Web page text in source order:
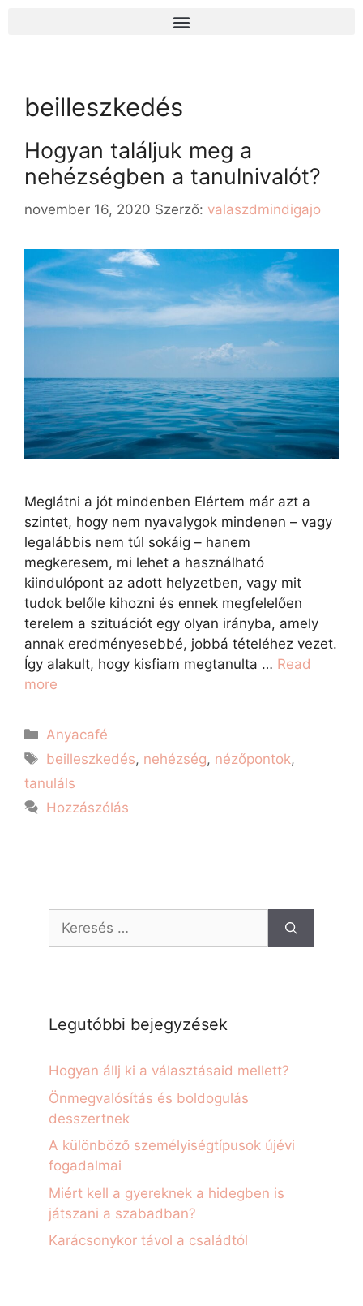
beilleszkedés
Hogyan találjuk meg a
nehézségben a tanulnivalót?
november 16, 2020 Szerző: valaszdmindigajo
Meglátni a jót mindenben Elértem már azt a
szintet, hogy nem nyavalygok mindenen – vagy
legalábbis nem túl sokáig – hanem
megkeresem, mi lehet a használható
kiindulópont az adott helyzetben, vagy mit
tudok belőle kihozni és ennek megfelelően
terelem a szituációt egy olyan irányba, amely
annak eredményesebbé, jobbá tételéhez vezet.
Így alakult, hogy kisfiam megtanulta … Read
more
Anyacafé
beilleszkedés, nehézség, nézőpontok,
tanuláls
Hozzászólás
Legutóbbi bejegyzések
Hogyan állj ki a választásaid mellett?
Önmegvalósítás és boldogulás
desszertnek
A különböző személyiségtípusok újévi
fogadalmai
Miért kell a gyereknek a hidegben is
játszani a szabadban?
Karácsonykor távol a családtól